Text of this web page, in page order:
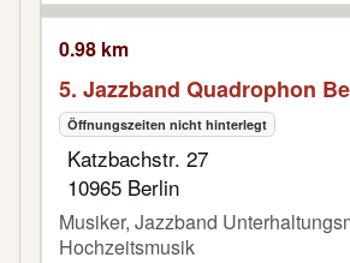
0.98 km
5. Jazzband Quadrophon
Öffnungszeiten nicht hinterlegt
Katzbachstr. 27
10965 Berlin
Musiker, Jazzband
Hochzeitsmusik